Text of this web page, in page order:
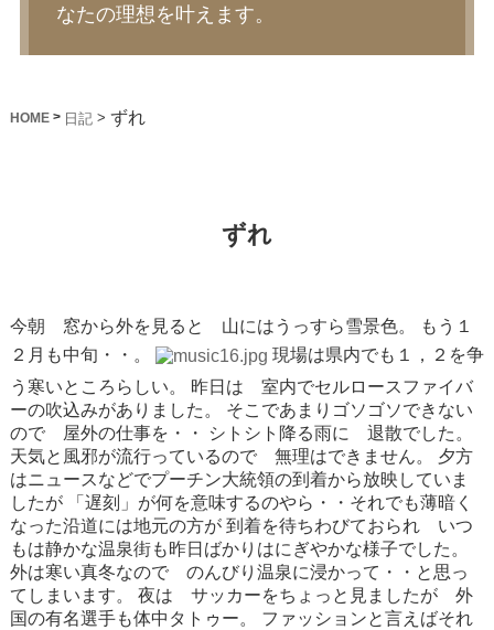
なたの理想を叶えます。
HOME> 日記 > ずれ
ずれ
今朝 窓から外を見ると 山にはうっすら雪景色。
もう１
２月も中旬・・。
現場は県内でも１，２を争
う寒いところらしい。
昨日は 室内でセルロースファイバ
ーの吹込みがありました。
そこであまりゴソゴソできない
ので 屋外の仕事を・・
シトシト降る雨に 退散でした。
天気と風邪が流行っているので 無理はできません。
夕方
はニュースなどでプーチン大統領の到着から放映していま
したが「遅刻」が何を意味するのやら・・それでも薄暗く
なった沿道には地元の方が到着を待ちわびておられ いつ
もは静かな温泉街も昨日ばかりはにぎやかな様子でした。
外は寒い真冬なので のんびり温泉に浸かって・・と思っ
てしまいます。
夜は サッカーをちょっと見ましたが 外
国の有名選手も体中タトゥー。
ファッションと言えばそれ